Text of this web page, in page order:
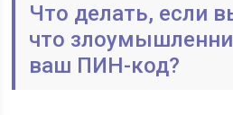
Что делать, если
что
ваш ПИН-код?